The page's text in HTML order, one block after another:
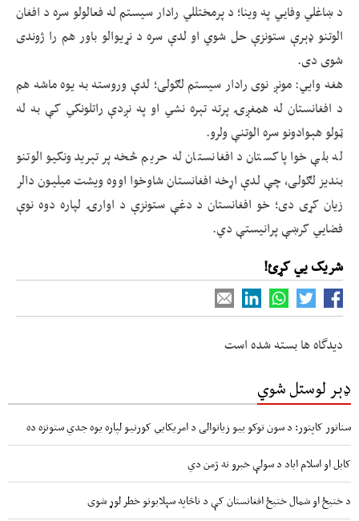
د ښاغلي وفايي په وینا؛ د پرمختللي رادار سیستم له فعالولو سره د افغان
الوتنو ډېرې ستونزې حل شوي او لدې سره د نړیوالو باور هم را ژوندی
شوی دی.
هغه وایي: مونږ نوی رادار سیستم لګولی؛ لدې وروسته به یوه ماشه هم
د افغانستان له همغږۍ پرته تېره نشي او په نږدې راتلونکي کې به له
ټولو هېوادونو سره الوتنې ولرو.
له بلې خوا پاکستان د افغانستان له حریم څخه پر تېریدونکیو الوتنو
بندیز لګولی، چې لدې اړخه افغانستان شاوخوا اووه ویشت میلیون دالر
زیان کړی دی؛ خو افغانستان د دغې ستونزې د اوارۍ لپاره دوه نوې
فضايي کرښې پرانیستې دي.
شریک یي کړئ!
دیدگاه ها بسته شده است
ډېر لوستل شوي
سناتور کاپتور: د سون توکو بیو زیاتوالی د امریکایي کورنیو لپاره یوه جدي ستونزه ده
کابل او اسلام اباد د سولې خبرو ته ژمن دي
د ختیځ او شمال ختیځ افغانستان کې د ناڅاپه سېلابونو خطر لوړ شوی